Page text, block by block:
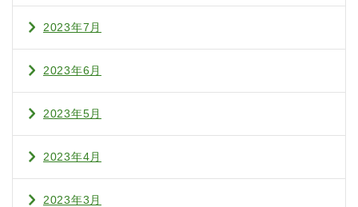
2023年7月
2023年6月
2023年5月
2023年4月
2023年3月